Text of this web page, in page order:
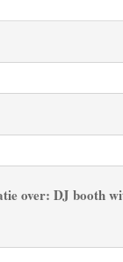
over: DJ booth